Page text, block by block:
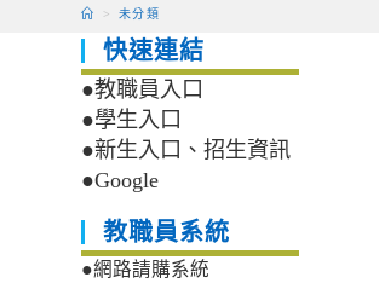
> 未分類
快速連結
●教職員入口
●學生入口
●新生入口、招生資訊
●Google
教職員系統
●網路請購系統